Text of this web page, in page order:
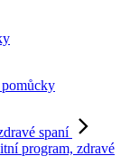
program, zdravé